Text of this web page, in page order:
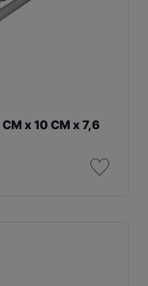
x 10 CM x 7,6